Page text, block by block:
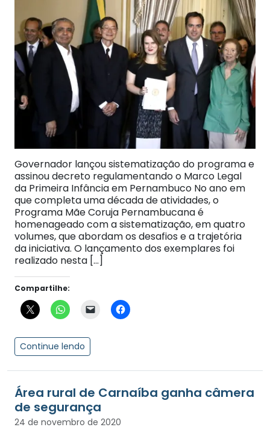
Governador lançou sistematização do programa e
assinou decreto regulamentando o Marco Legal
da Primeira Infância em Pernambuco No ano em
que completa uma década de atividades, o
Programa Mãe Coruja Pernambucana é
homenageado com a sistematização, em quatro
volumes, que abordam os desafios e a trajetória
da iniciativa. O lançamento dos exemplares foi
realizado nesta […]
Compartilhe:
Continue lendo
Área rural de Carnaíba ganha câmera
de segurança
24 de novembro de 2020